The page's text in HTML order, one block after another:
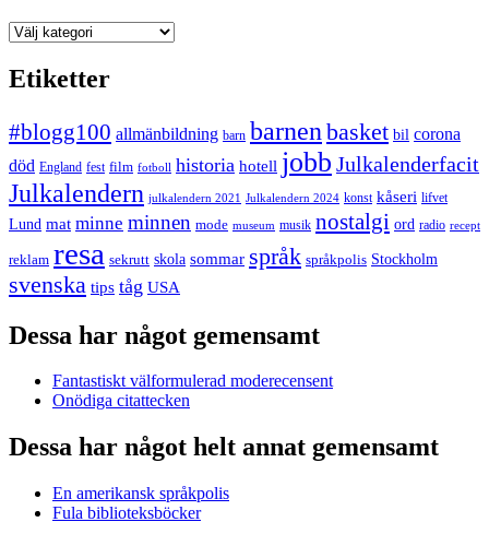
Kategorier
Etiketter
#blogg100 allmänbildning barn barnen basket bil corona
död England fest film fotboll historia hotell jobb Julkalenderfacit
Julkalendern julkalendern 2021 Julkalendern 2024 konst kåseri lifvet
Lund mat minne minnen mode museum musik nostalgi ord radio recept
reklam resa sekrutt skola sommar språk språkpolis Stockholm
svenska tips tåg USA
Dessa har något gemensamt
Fantastiskt välformulerad moderecensent
Onödiga citattecken
Dessa har något helt annat gemensamt
En amerikansk språkpolis
Fula biblioteksböcker